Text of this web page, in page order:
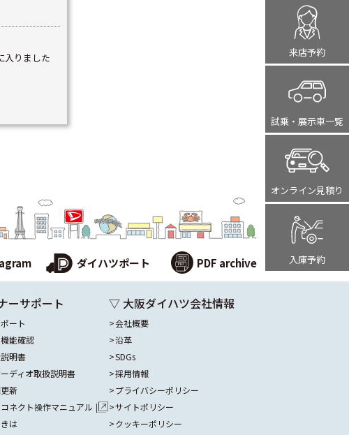
来店予約
試乗・展示車一覧
オンライン見積り
入庫予約
入りました
ダイハツポート PDF archive
ーサポート
ート
能確認
明書
ディオ取扱説明書
新
ネクト操作マニュアル
は
▽ 大阪ダイハツ会社情報
会社概要
沿革
SDGs
採用情報
プライバシーポリシー
サイトポリシー
クッキーポリシー